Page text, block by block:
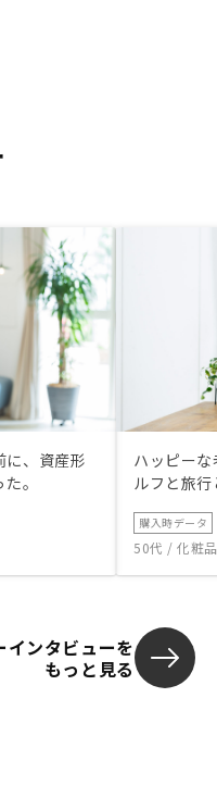
に、資産形
。
ハッピー
ルフと旅
購入時データ
50代 / 化粧
インタビューを
もっと見る